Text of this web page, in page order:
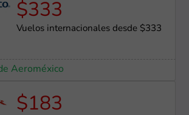
$333
Vuelos internacionales desde $333
Aeroméxico
$183